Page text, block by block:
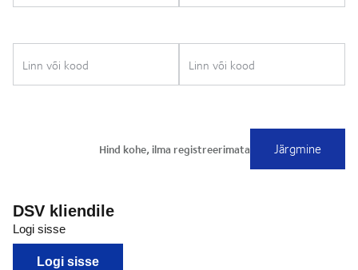
DSV kliendile
Logi sisse
Logi sisse